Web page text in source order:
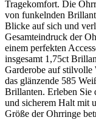
Tragekomfort. Die
von funkelnden
Blicke auf sich und
Gesamteindruck der
einem perfekten
insgesamt 1,75ct
Garderobe auf stilvolle
das glänzende 585
Brillanten. Erleben Sie
und sicherem Halt mit
Größe der Ohrringe